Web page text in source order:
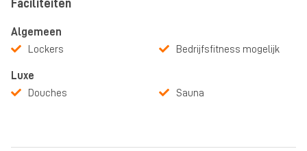
Faciliteiten
Algemeen
Lockers Bedrijfsfitness mogelijk
Luxe
Douches Sauna